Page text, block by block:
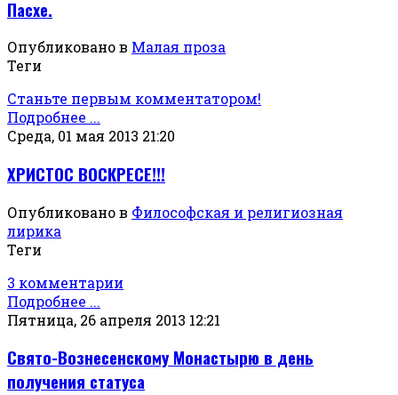
Пасхе.
Опубликовано в Малая проза
Теги
Станьте первым комментатором!
Подробнее ...
Среда, 01 мая 2013 21:20
ХРИСТОС ВОСКРЕСЕ!!!
Опубликовано в Философская и религиозная
лирика
Теги
3 комментарии
Подробнее ...
Пятница, 26 апреля 2013 12:21
Свято-Вознесенскому Монастырю в день
получения статуса